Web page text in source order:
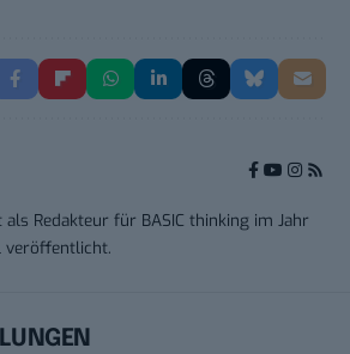
Redakteur für BASIC thinking im Jahr